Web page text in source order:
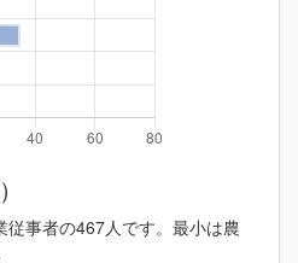
事者の467人です。最小は農